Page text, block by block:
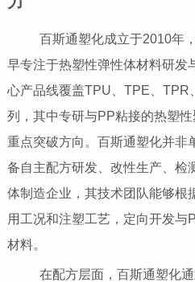
百斯通塑化成立于2010年，
早专注于热塑性弹性体材料研发
心产品线覆盖TPU、TPE、TPR
列，其中专研与PP粘接的热塑
重点突破方向。百斯通塑化并非
备自主配方研发、改性生产、检
体制造企业，其技术团队能够根
用工况和注塑工艺，定向开发与
材料。
在配方层面，百斯通塑化通